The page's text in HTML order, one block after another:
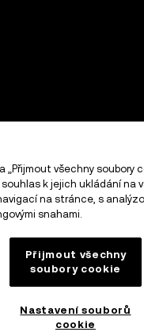
„Přijmout všechny soubory
k jejich ukládání na
na stránce, s
snahami.
Přijmout všechny
soubory cookie
Nastavení souborů
cookie